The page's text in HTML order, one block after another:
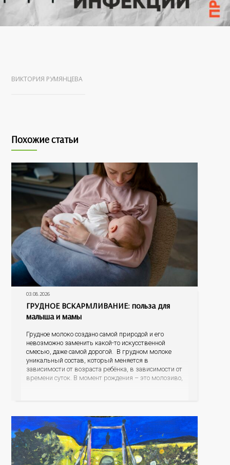
ВИКТОРИЯ РУМЯНЦЕВА
Похожие статьи
03.08.2026
ГРУДНОЕ ВСКАРМЛИВАНИЕ: польза для
малыша и мамы
Грудное молоко создано самой природой и его
невозможно заменить какой-то искусственной
смесью, даже самой дорогой. В грудном молоке
уникальный состав, который меняется в
зависимости от возраста ребёнка, в зависимости от
времени суток. В момент рождения – это молозиво,